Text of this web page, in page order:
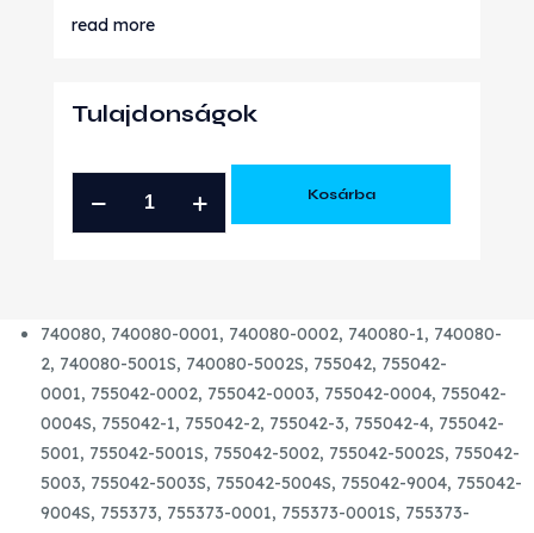
read more
Tulajdonságok
TURBÓ
mennyiség
Kosárba
740080, 740080-0001, 740080-0002, 740080-1, 740080-
2, 740080-5001S, 740080-5002S, 755042, 755042-
0001, 755042-0002, 755042-0003, 755042-0004, 755042-
0004S, 755042-1, 755042-2, 755042-3, 755042-4, 755042-
5001, 755042-5001S, 755042-5002, 755042-5002S, 755042-
5003, 755042-5003S, 755042-5004S, 755042-9004, 755042-
9004S, 755373, 755373-0001, 755373-0001S, 755373-